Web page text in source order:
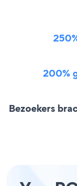
200%
Bezoekers